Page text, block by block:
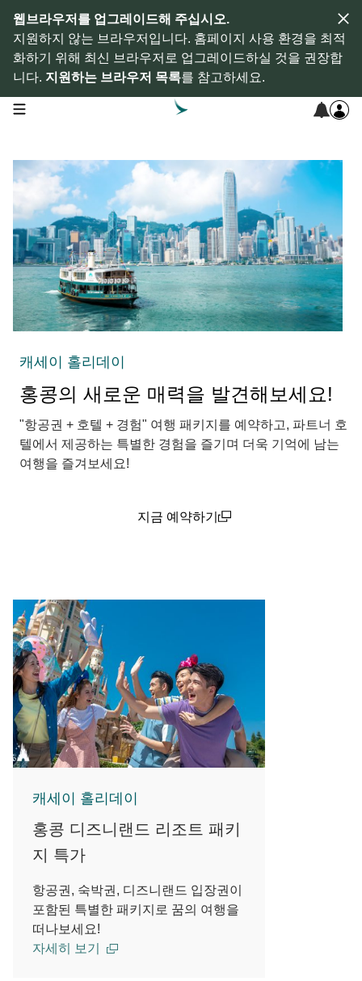
웹브라우저를 업그레이드해 주십시오.
지원하지 않는 브라우저입니다. 홈페이지 사용 환경을 최적
화하기 위해 최신 브라우저로 업그레이드하실 것을 권장합
니다. 지원하는 브라우저 목록를 참고하세요.
open navigation menu
캐세이 홀리데이
홍콩의 새로운 매력을 발견해보세요!
"항공권 + 호텔 + 경험" 여행 패키지를 예약하고, 파트너 호
텔에서 제공하는 특별한 경험을 즐기며 더욱 기억에 남는
여행을 즐겨보세요!
지금 예약하기
캐세이 홀리데이
홍콩 디즈니랜드 리조트 패키
지 특가
항공권, 숙박권, 디즈니랜드 입장권이
포함된 특별한 패키지로 꿈의 여행을
떠나보세요!
자세히 보기